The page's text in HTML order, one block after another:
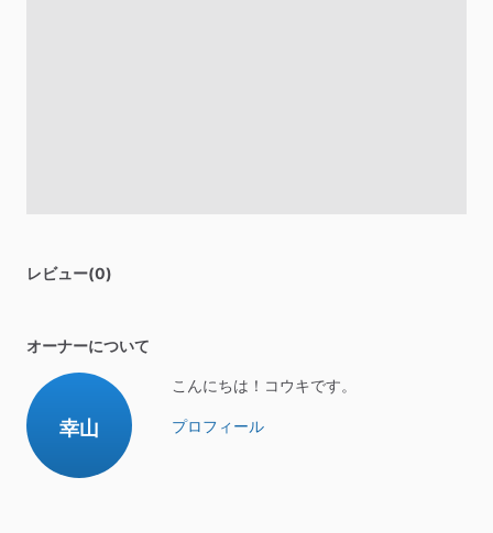
レビュー(0)
オーナーについて
幸山
こんにちは！コウキです。
プロフィール